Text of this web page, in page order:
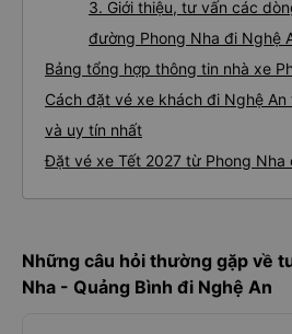
3. Giới thiệu, tư vấn các
đường Phong Nha đi Nghệ
Bảng tổng hợp thông tin nhà xe
Cách đặt vé xe khách đi Nghệ
và uy tín nhất
Đặt vé xe Tết 2027 từ Phong Nha
Những câu hỏi thường gặp về
Nha - Quảng Bình đi Nghệ An